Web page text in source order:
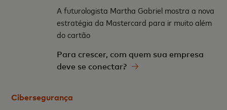
A futurologista Martha Gabriel mostra a nova
estratégia da Mastercard para ir muito além
do cartão
Para crescer, com quem sua empresa
deve se conectar?
Cibersegurança